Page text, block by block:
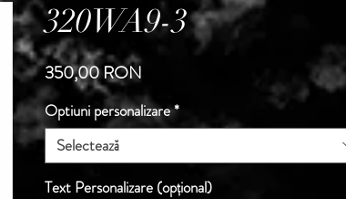
320WA9-3
350,00 RON
Optiuni personalizare*
Selectează
Text Personalizare (opțional)